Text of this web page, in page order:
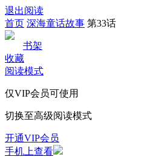
退出阅读
首页 深海童话故事 第33话
书架
收藏
阅读模式
仅VIP会员可使用
切换至高级阅读模式
开通VIP会员
手机上查看